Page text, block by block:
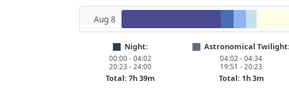
Aug 8
Night:
00:00 - 04:02
20:23 - 24:00
Total: 7h 39m
Astronomical Twilight:
04:02 - 04:34
19:51 - 20:23
Total: 1h 3m